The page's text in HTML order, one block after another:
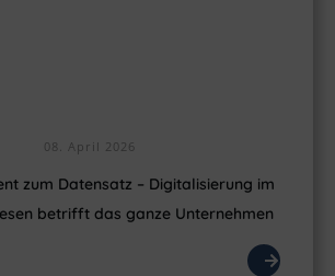
08. April 2026
zum Datensatz – Digitalisierung im
betrifft das ganze Unternehmen